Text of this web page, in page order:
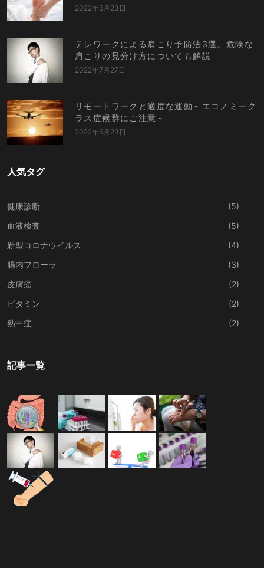
2022年6月23日
テレワークによる肩こり予防法3選。危険な
肩こりの見分け方についても解説
2022年7月27日
リモートワークと適度な運動～エコノミーク
ラス症候群にご注意～
2022年6月23日
人気タグ
健康診断
(5)
血液検査
(5)
新型コロナウイルス
(4)
腸内フローラ
(3)
皮膚癌
(2)
ビタミン
(2)
熱中症
(2)
記事一覧